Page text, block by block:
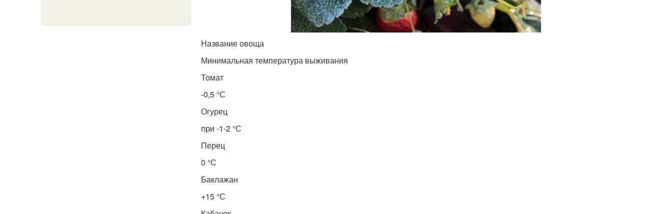
Название овоща
Минимальная температура выживания
Томат
-0,5 °С
Огурец
при -1-2 °С
Перец
0 °С
Баклажан
+15 °С